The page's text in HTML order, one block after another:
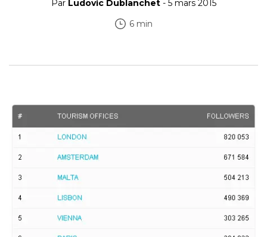
Par Ludovic Dublanchet- 5 mars 2015
6 min